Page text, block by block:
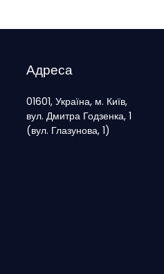
Адреса
01601, Україна, м. Київ,
вул. Дмитра Годзенка, 1
(вул. Глазунова, 1)